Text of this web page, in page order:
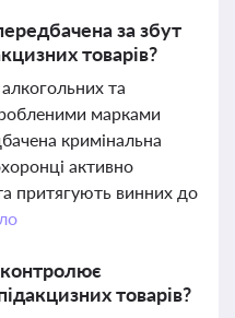
за збут
товарів?
та
марками
кримінальна
активно
притягують винних до
товарів?